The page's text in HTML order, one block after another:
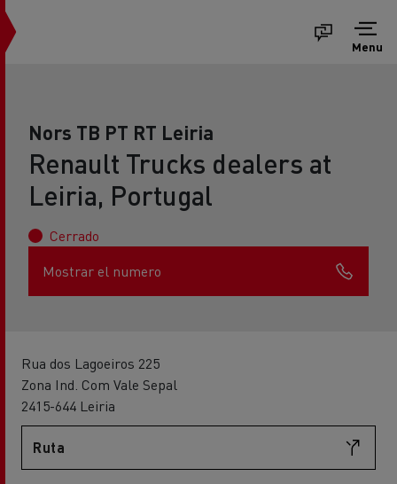
Menu
Nors TB PT RT Leiria
Renault Trucks dealers at
Leiria, Portugal
Cerrado
Mostrar el numero
Rua dos Lagoeiros 225
Zona Ind. Com Vale Sepal
2415-644 Leiria
Ruta